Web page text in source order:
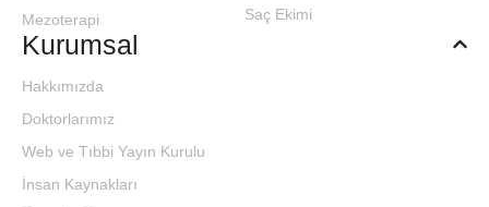
Mezoterapi
Saç Ekimi
Kurumsal
Hakkımızda
Doktorlarımız
Web ve Tıbbi Yayın Kurulu
İnsan Kaynakları